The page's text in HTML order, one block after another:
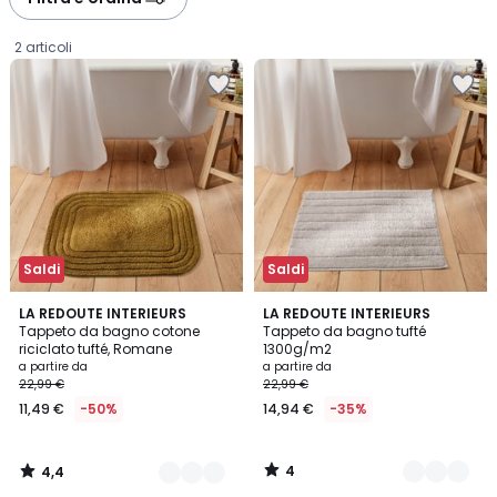
2 articoli
Saldi
LA REDOUTE INTERIEURS
Tappeto da bagno cotone
riciclato tufté, Romane
Prezzo
a
partire
11,49
€
a partire da
22,99 €
11,49 € -50%
4,4
/ 5
4
Colori
4,4
/
Saldi
LA REDOUTE INTERIEURS
Tappeto da bagno tufté
1300g/m2
a partire da
22,99 €
14,94 € -35%
4
/
5
8
Colori
4
/